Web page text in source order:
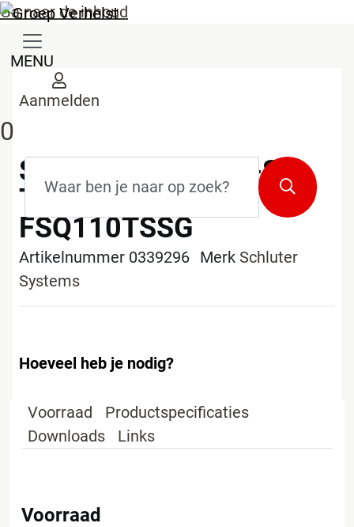
Ga naar de inhoud
MENU
Aanmelden
0
Zoekterm
Zoeken
SCHLUTER-FINEC-SQ-
TSSG 2,5M
FSQ110TSSG
Artikelnummer 0339296 Merk Schluter
Systems
Hoeveel heb je nodig?
Voorraad
Productspecificaties
Downloads
Links
Voorraad